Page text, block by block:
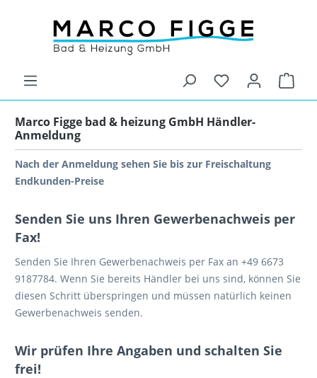
Marco Figge bad & heizung GmbH Händler-
Anmeldung
Nach der Anmeldung sehen Sie bis zur Freischaltung
Endkunden-Preise
Senden Sie uns Ihren Gewerbenachweis per
Fax!
Senden Sie Ihren Gewerbenachweis per Fax an +49 6673
9187784. Wenn Sie bereits Händler bei uns sind, können Sie
diesen Schritt überspringen und müssen natürlich keinen
Gewerbenachweis senden.
Wir prüfen Ihre Angaben und schalten Sie
frei!